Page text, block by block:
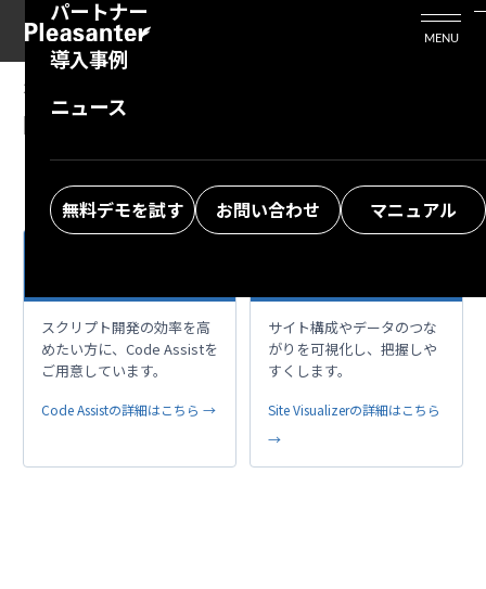
活用シーン
Enterprise Edition
パートナー
プリザンタービジネスを検討中の方
導入事例
ニュース
無料デモを試す お問い合わせ マニュアル
MENU
2023/08/16
開発者向け機能：スクリプト：$p.apiUrl
スクリプト開発の効率を高
めたい方に、Code Assistを
ご用意しています。
Code Assistの詳細はこちら →
サイト構成やデータのつな
がりを可視化し、把握しや
すくします。
Site Visualizerの詳細はこちら
→